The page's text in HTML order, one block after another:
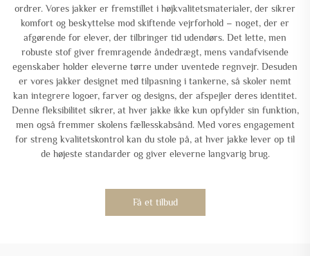
ordrer. Vores jakker er fremstillet i højkvalitetsmaterialer, der sikrer
komfort og beskyttelse mod skiftende vejrforhold – noget, der er
afgørende for elever, der tilbringer tid udendørs. Det lette, men
robuste stof giver fremragende åndedrægt, mens vandafvisende
egenskaber holder eleverne tørre under uventede regnvejr. Desuden
er vores jakker designet med tilpasning i tankerne, så skoler nemt
kan integrere logoer, farver og designs, der afspejler deres identitet.
Denne fleksibilitet sikrer, at hver jakke ikke kun opfylder sin funktion,
men også fremmer skolens fællesskabsånd. Med vores engagement
for streng kvalitetskontrol kan du stole på, at hver jakke lever op til
de højeste standarder og giver eleverne langvarig brug.
Få et tilbud